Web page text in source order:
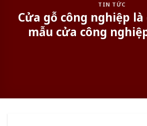
TIN TỨC
Cửa gỗ công nghiệp là
mẫu cửa công nghiệp